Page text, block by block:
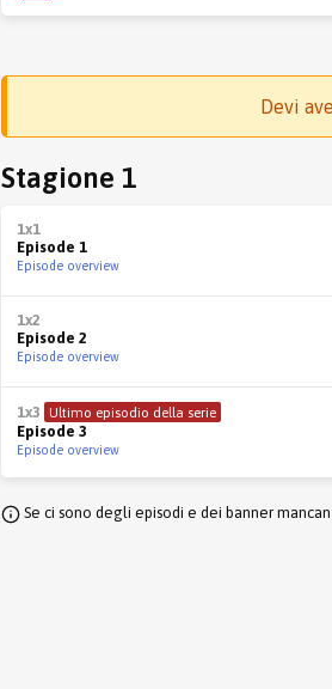
Devi
Stagione 1
1x1
Episode 1
Episode overview
1x2
Episode 2
Episode overview
1x3 Ultimo episodio della serie
Episode 3
Episode overview
Se ci sono degli episodi e dei banner